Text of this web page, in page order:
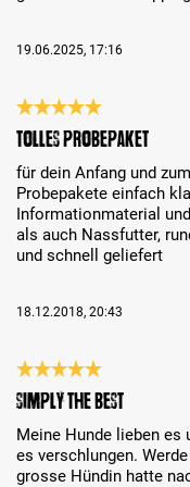
19.06.2025, 17:16
Bewertung mit 5 von 5
tolles Probepaket
für dein Anfang und
Probepakete einfach
Informationmaterial
als auch Nassfutter,
und schnell geliefert
18.12.2018, 20:43
Bewertung mit 5 von 5
Simply the best
Meine Hunde lieben es
es verschlungen.
grosse Hündin hatte